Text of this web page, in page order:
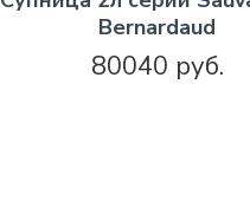
Bernardaud
80040 руб.